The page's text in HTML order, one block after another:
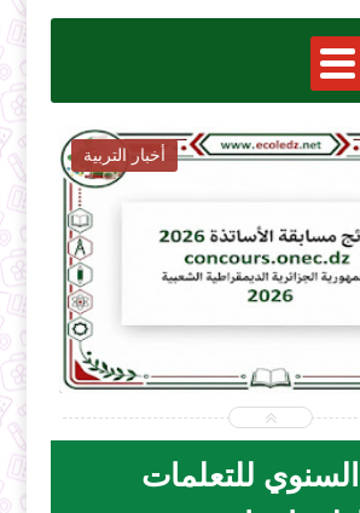
أخبار التربية
السنوي للتعلمات